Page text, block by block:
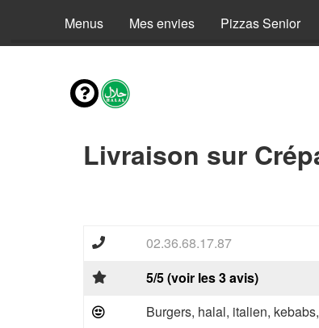
Menus Mes envies Pizzas Senior
Livraison sur
02.36.68.17.87
5/5 (voir les 3 avis)
Burgers, halal, italien,